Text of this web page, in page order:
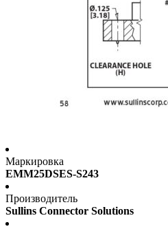
Маркировка
EMM25DSES-S243
Производитель
Sullins Connector Solutions